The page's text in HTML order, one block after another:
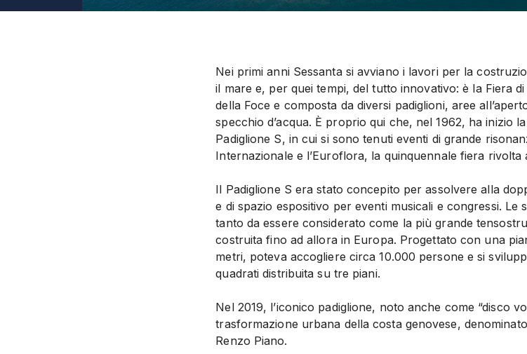
Nei primi anni Sessanta si avviano i lavori per la
il mare e, per quei tempi, del tutto innovativo: è la Fiera
della Foce e composta da diversi padiglioni, aree
specchio d’acqua. È proprio qui che, nel 1962, ha inizio
Padiglione S, in cui si sono tenuti eventi di grande
Internazionale e l’Euroflora, la quinquennale fiera
Il Padiglione S era stato concepito per assolvere alla
e di spazio espositivo per eventi musicali e congressi. Le
tanto da essere considerato come la più grande
costruita fino ad allora in Europa. Progettato con una
metri, poteva accogliere circa 10.000 persone e si
quadrati distribuita su tre piani.
Nel 2019, l’iconico padiglione, noto anche come “disco
trasformazione urbana della costa genovese,
Renzo Piano.